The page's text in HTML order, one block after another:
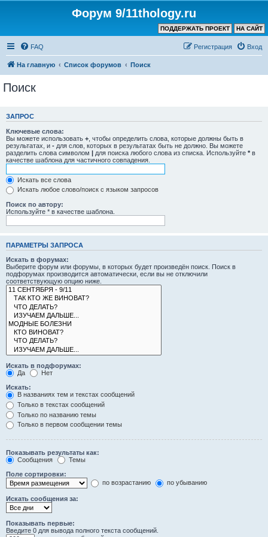
Форум 9/11thology.ru
НА САЙТ
ПОДДЕРЖАТЬ ПРОЕКТ
FAQ Вход
Регистрация
На главную Список форумов Поиск
Поиск
ЗАПРОС
Ключевые слова:
Вы можете использовать + , чтобы определить слова, которые должны быть в
результатах, и - для слов, которых в результатах быть не должно. Вы можете
разделить слова символом | для поиска любого слова из списка. Используйте * в
качестве шаблона для частичного совпадения.
Искать все слова
Искать любое слово/поиск с языком запросов
Поиск по автору:
Используйте * в качестве шаблона.
ПАРАМЕТРЫ ЗАПРОСА
Искать в форумах:
Выберите форум или форумы, в которых будет произведён поиск. Поиск в
подфорумах производится автоматически, если вы не отключили
соответствующую опцию ниже.
Искать в подфорумах:
Да
Нет
Искать:
В названиях тем и текстах сообщений
Только в текстах сообщений
Только по названию темы
Только в первом сообщении темы
Показывать результаты как:
Сообщения
Темы
Поле сортировки:
по возрастанию
по убыванию
Искать сообщения за:
Показывать первые:
Введите 0 для вывода полного текста сообщений.